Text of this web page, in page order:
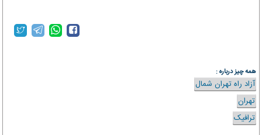
همه چیز درباره :
آزاد راه تهران شمال
تهران
ترافیک